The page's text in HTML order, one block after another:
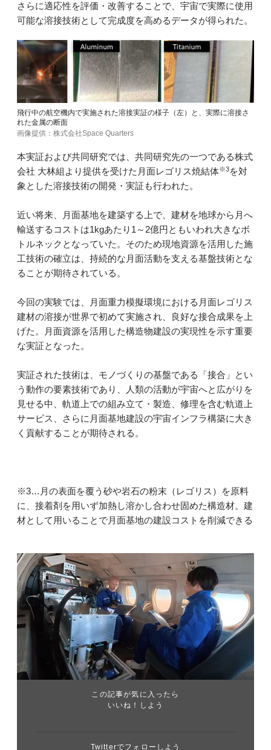
さらに適応性を評価・改善することで、宇宙で実際に使用
可能な溶接技術として完成度を高めるデータが得られた。
飛行中の航空機内で実施された溶接実証の様子（左）と、実際に溶接さ
れた金属の断面
画像提供：株式会社Space Quarters
本実証および共同研究では、共同研究先の一つである株式
会社 大林組より提供を受けた月面レゴリス焼結体※3を対
象とした溶接技術の開発・実証も行われた。
近い将来、月面基地を建築する上で、建材を地球から月へ
輸送するコストは1kgあたり1～2億円ともいわれ大きなボ
トルネックとなっていた。そのため現地資源を活用した施
工技術の確立は、持続的な月面活動を支える基盤技術とな
ることが期待されている。
今回の実験では、月面重力模擬環境における月面レゴリス
建材の溶接が世界で初めて実施され、良好な接合成果を上
げた。月面資源を活用した構造物建設の実現性を示す重要
な実証となった。
実証された技術は、モノづくりの基盤である「接合」とい
う動作の要素技術であり、人類の活動が宇宙へと広がりを
見せる中、軌道上での組み立て・製造、修理を含む軌道上
サービス、さらに月面基地建設の宇宙インフラ構築に大き
く貢献することが期待される。
※3…月の表面を覆う砂や岩石の粉末（レゴリス）を原料
に、接着剤を用いず加熱し溶かし合わせ固めた構造材。建
材として用いることで月面基地の建設コストを削減できる
この記事が気に入ったら
いいね！しよう
Twitterでフォローしよう